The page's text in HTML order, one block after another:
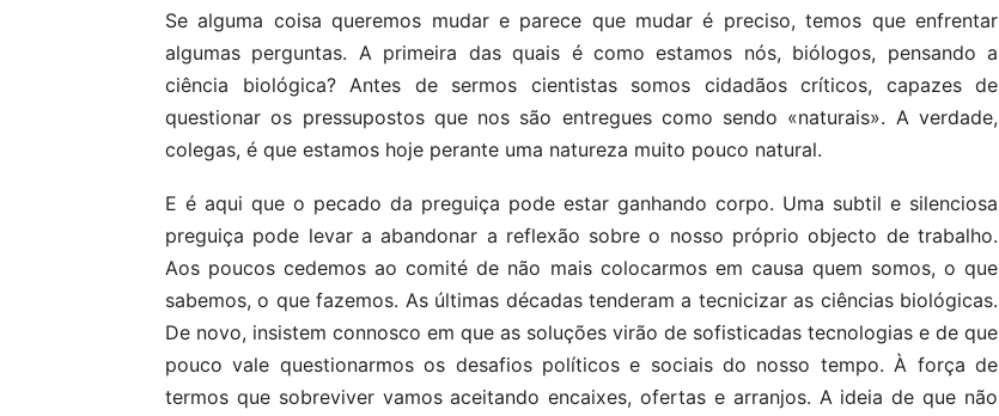
Se alguma coisa queremos mudar e parece que mudar é preciso, temos que enfrentar
algumas perguntas. A primeira das quais é como estamos nós, biólogos, pensando a
ciência biológica? Antes de sermos cientistas somos cidadãos críticos, capazes de
questionar os pressupostos que nos são entregues como sendo «naturais». A verdade,
colegas, é que estamos hoje perante uma natureza muito pouco natural.
E é aqui que o pecado da preguiça pode estar ganhando corpo. Uma subtil e silenciosa
preguiça pode levar a abandonar a reflexão sobre o nosso próprio objecto de trabalho.
Aos poucos cedemos ao comité de não mais colocarmos em causa quem somos, o que
sabemos, o que fazemos. As últimas décadas tenderam a tecnicizar as ciências biológicas.
De novo, insistem connosco em que as soluções virão de sofisticadas tecnologias e de que
pouco vale questionarmos os desafios políticos e sociais do nosso tempo. À força de
termos que sobreviver vamos aceitando encaixes, ofertas e arranjos. A ideia de que não